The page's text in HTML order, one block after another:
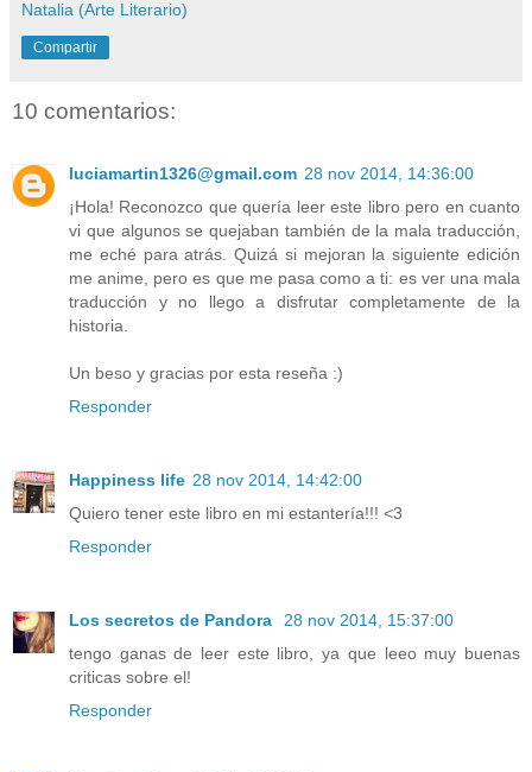
Natalia (Arte Literario)
Compartir
10 comentarios:
luciamartin1326@gmail.com 28 nov 2014, 14:36:00
¡Hola! Reconozco que quería leer este libro pero en cuanto
vi que algunos se quejaban también de la mala traducción,
me eché para atrás. Quizá si mejoran la siguiente edición
me anime, pero es que me pasa como a ti: es ver una mala
traducción y no llego a disfrutar completamente de la
historia.
Un beso y gracias por esta reseña :)
Responder
Happiness life 28 nov 2014, 14:42:00
Quiero tener este libro en mi estantería!!! <3
Responder
Los secretos de Pandora
28 nov 2014, 15:37:00
tengo ganas de leer este libro, ya que leeo muy buenas
criticas sobre el!
Responder